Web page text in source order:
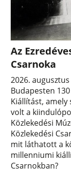
Az
Csarnoka
2026.
Budapesten
Kiállítást, amely
volt a
Közlekedési
Közlekedési
mit láthatott a
millenniumi
Csarnokban?